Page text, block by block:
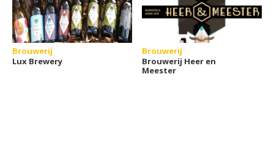
Brouwerij
Lux Brewery
Brouwerij
Brouwerij Heer en
Meester